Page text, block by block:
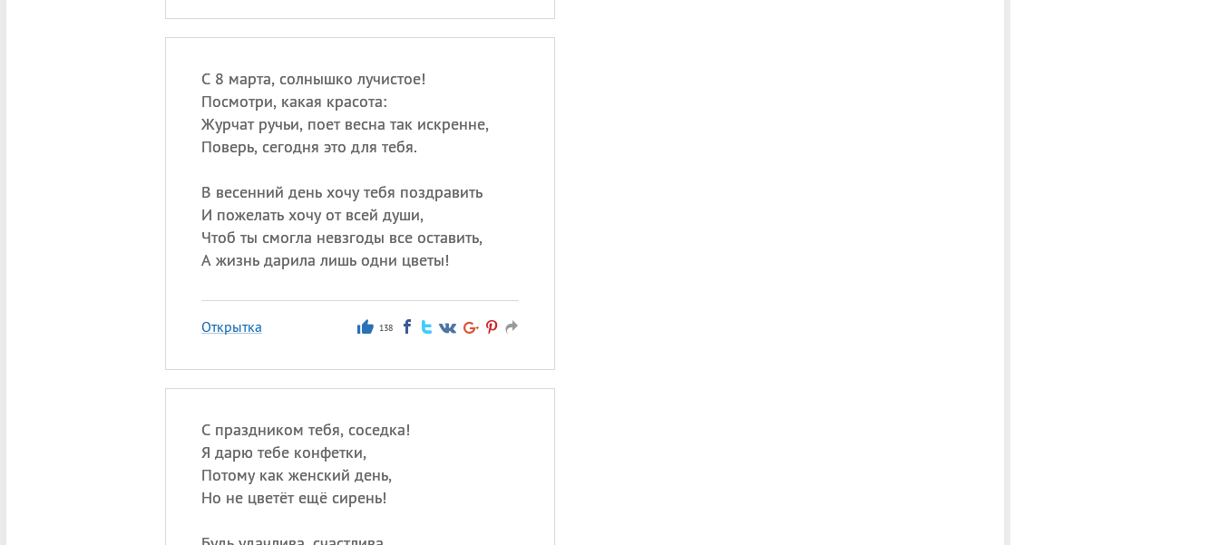
С 8 марта, солнышко лучистое!
Посмотри, какая красота:
Журчат ручьи, поет весна так искренне,
Поверь, сегодня это для тебя.
В весенний день хочу тебя поздравить
И пожелать хочу от всей души,
Чтоб ты смогла невзгоды все оставить,
А жизнь дарила лишь одни цветы!
Открытка 138
С праздником тебя, соседка!
Я дарю тебе конфетки,
Потому как женский день,
Но не цветёт ещё сирень!